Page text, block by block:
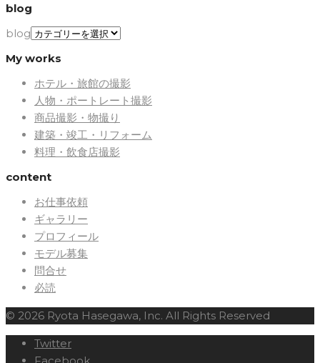
blog
blog
My works
ホテル・旅館の撮影
人物・ポートレート撮影
商品撮影・物撮り
建築・竣工・リフォーム
料理・飲食店撮影
content
お仕事依頼
ギャラリー
プロフィール
モデル募集
問合せ
必読
© 2026 Ryota Hasegawa, Inc. All Rights Reserved
Twitter
Facebook